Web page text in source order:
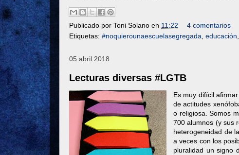
Publicado por Toni Solano en 11:22
4 comentarios
Etiquetas: #noquierounaescuelasegregada educación
05 abril 2018
Lecturas diversas #LGTB
Es muy difícil
de actitudes
o religiosa. Somos
700 alumnos (y sus
heterogeneidad de
a veces con los
pluralidad un signo